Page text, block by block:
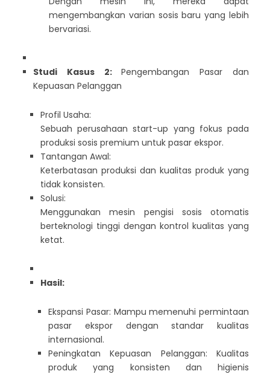
mengembangkan varian sosis baru yang lebih
bervariasi.
Studi Kasus 2:Pengembangan Pasar dan
Kepuasan Pelanggan
Profil Usaha:
Sebuah perusahaan start-up yang fokus pada
produksi sosis premium untuk pasar ekspor.
Tantangan Awal:
Keterbatasan produksi dan kualitas produk yang
tidak konsisten.
Solusi:
Menggunakan mesin pengisi sosis otomatis
berteknologi tinggi dengan kontrol kualitas yang
ketat.
Hasil:
Ekspansi Pasar: Mampu memenuhi permintaan
pasar ekspor dengan standar kualitas
internasional.
Peningkatan Kepuasan Pelanggan: Kualitas
produk yang konsisten dan higienis